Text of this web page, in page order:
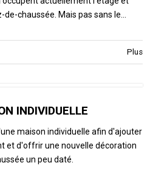
chaussée. Mais pas sans le…
Plus
INDIVIDUELLE
maison individuelle afin d'ajouter
et d'offrir une nouvelle décoration
un peu daté.